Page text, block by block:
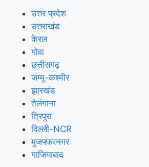
उत्तर प्रदेश
उत्तराखंड
केरल
गोवा
छत्तीसगढ़
जम्मू-कश्मीर
झारखंड
तेलंगाना
त्रिपुरा
दिल्ली-NCR
मुजफ्फरनगर
गाजियाबाद